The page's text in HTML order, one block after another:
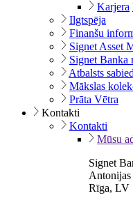
Karjera
Ilgtspēja
Finanšu
Signet Asset
Signet Banka
Atbalsts
Mākslas
Prāta Vētra
Kontakti
Kontakti
Mūsu
Signet
Antonijas
Rīga, LV